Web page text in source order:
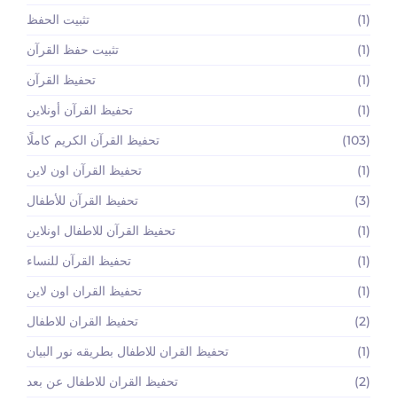
تثبيت الحفظ
(1)
تثبيت حفظ القرآن
(1)
تحفيظ القرآن
(1)
تحفيظ القرآن أونلاين
(1)
تحفيظ القرآن الكريم كاملًا
(103)
تحفيظ القرآن اون لاين
(1)
تحفيظ القرآن للأطفال
(3)
تحفيظ القرآن للاطفال اونلاين
(1)
تحفيظ القرآن للنساء
(1)
تحفيظ القران اون لاين
(1)
تحفيظ القران للاطفال
(2)
تحفيظ القران للاطفال بطريقه نور البيان
(1)
تحفيظ القران للاطفال عن بعد
(2)